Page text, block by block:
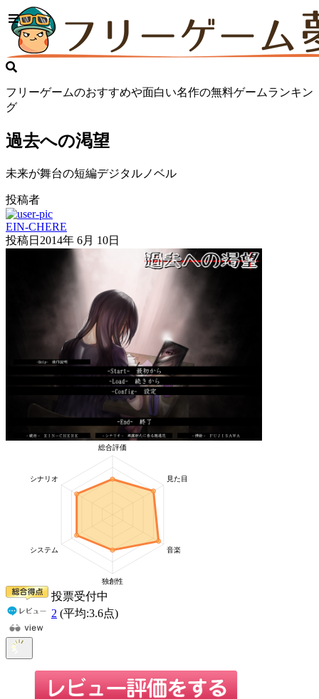
フリーゲームのおすすめや面白い名作の無料ゲームランキン
グ
過去への渇望
未来が舞台の短編デジタルノベル
投稿者
EIN-CHERE
投稿日 2014年 6月 10日
投票受付中
2 (平均:3.6点)